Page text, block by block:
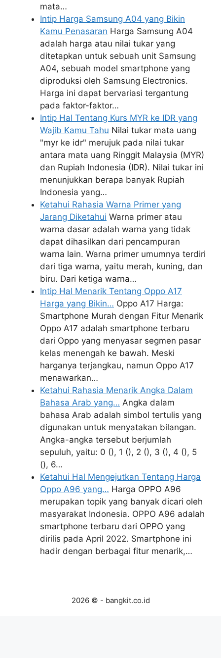
mata…
Intip Harga Samsung A04 yang Bikin
Kamu Penasaran Harga Samsung A04
adalah harga atau nilai tukar yang
ditetapkan untuk sebuah unit Samsung
A04, sebuah model smartphone yang
diproduksi oleh Samsung Electronics.
Harga ini dapat bervariasi tergantung
pada faktor-faktor…
Intip Hal Tentang Kurs MYR ke IDR yang
Wajib Kamu Tahu Nilai tukar mata uang
"myr ke idr" merujuk pada nilai tukar
antara mata uang Ringgit Malaysia (MYR)
dan Rupiah Indonesia (IDR). Nilai tukar ini
menunjukkan berapa banyak Rupiah
Indonesia yang…
Ketahui Rahasia Warna Primer yang
Jarang Diketahui Warna primer atau
warna dasar adalah warna yang tidak
dapat dihasilkan dari pencampuran
warna lain. Warna primer umumnya terdiri
dari tiga warna, yaitu merah, kuning, dan
biru. Dari ketiga warna…
Intip Hal Menarik Tentang Oppo A17
Harga yang Bikin… Oppo A17 Harga:
Smartphone Murah dengan Fitur Menarik
Oppo A17 adalah smartphone terbaru
dari Oppo yang menyasar segmen pasar
kelas menengah ke bawah. Meski
harganya terjangkau, namun Oppo A17
menawarkan…
Ketahui Rahasia Menarik Angka Dalam
Bahasa Arab yang… Angka dalam
bahasa Arab adalah simbol tertulis yang
digunakan untuk menyatakan bilangan.
Angka-angka tersebut berjumlah
sepuluh, yaitu: 0 (), 1 (), 2 (), 3 (), 4 (), 5
(), 6…
Ketahui Hal Mengejutkan Tentang Harga
Oppo A96 yang… Harga OPPO A96
merupakan topik yang banyak dicari oleh
masyarakat Indonesia. OPPO A96 adalah
smartphone terbaru dari OPPO yang
dirilis pada April 2022. Smartphone ini
hadir dengan berbagai fitur menarik,…
2026 © - bangkit.co.id